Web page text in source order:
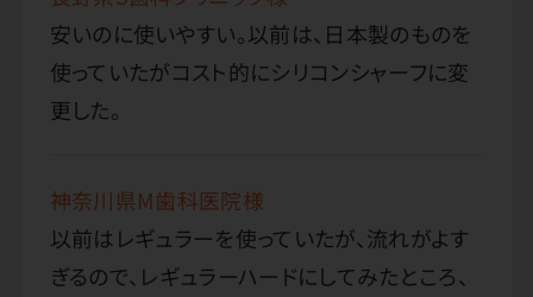
安いのに使いやすい。以前は、日本製のものを
使っていたがコスト的にシリコンシャーフに変
更した。
神奈川県M歯科医院様
以前はレギュラーを使っていたが、流れがよす
ぎるので、レギュラーハードにしてみたところ、